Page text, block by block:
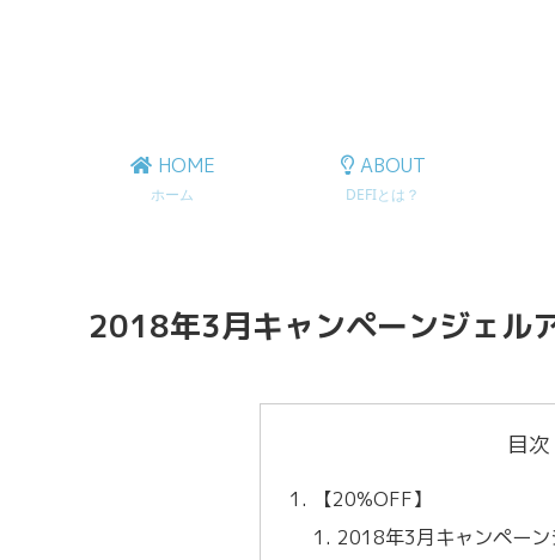
HOME
ホーム
ABOUT
DEFIとは？
2018年3月キャンペーンジェル
目次
【20%OFF】
2018年3月キャンペーン